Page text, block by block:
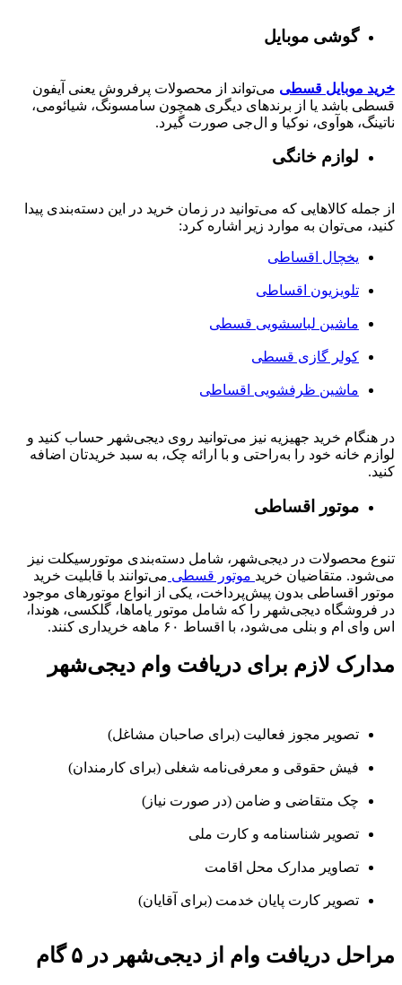
گوشی موبایل
خرید موبایل قسطی می‌تواند از محصولات پرفروش یعنی آیفون
قسطی باشد یا از برندهای دیگری همچون سامسونگ، شیائومی،
ناتینگ، هوآوی، نوکیا و ال‌جی صورت گیرد.
لوازم خانگی
از جمله کالاهایی که می‌توانید در زمان خرید در این دسته‌بندی پیدا
کنید، می‌توان به موارد زیر اشاره کرد:
یخچال اقساطی
تلویزیون اقساطی
ماشین لباسشویی قسطی
کولر گازی قسطی
ماشین ظرفشویی اقساطی
در هنگام خرید جهیزیه نیز می‌توانید روی دیجی‌شهر حساب کنید و
لوازم خانه خود را به‌راحتی و با ارائه چک، به سبد خریدتان اضافه
کنید.
موتور اقساطی
تنوع محصولات در دیجی‌شهر، شامل دسته‌بندی موتورسیکلت نیز
می‌شود. متقاضیان خرید موتور قسطی می‌توانند با قابلیت خرید
موتور اقساطی بدون پیش‌پرداخت، یکی از انواع موتورهای موجود
در فروشگاه دیجی‌شهر را که شامل موتور یاماها، گلکسی، هوندا،
اس وای ام و بنلی می‌شود، با اقساط ۶۰ ماهه خریداری کنند.
مدارک لازم برای دریافت وام دیجی‌شهر
تصویر مجوز فعالیت (برای صاحبان مشاغل)
فیش حقوقی و معرفی‌نامه شغلی (برای کارمندان)
چک متقاضی و ضامن (در صورت نیاز)
تصویر شناسنامه و کارت ملی
تصاویر مدارک محل اقامت
تصویر کارت پایان خدمت (برای آقایان)
مراحل دریافت وام از دیجی‌شهر در ۵ گام